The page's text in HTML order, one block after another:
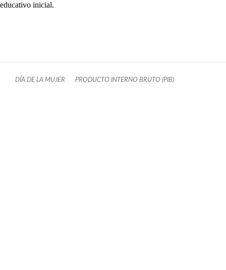
educativo inicial.
DÍA DE LA MUJER PRODUCTO INTERNO BRUTO (PIB)